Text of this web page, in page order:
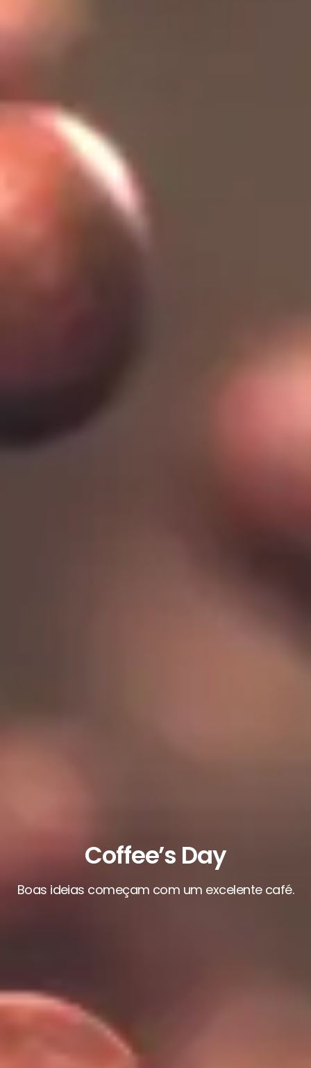
Coffee’s Day
Boas ideias começam com um excelente café.